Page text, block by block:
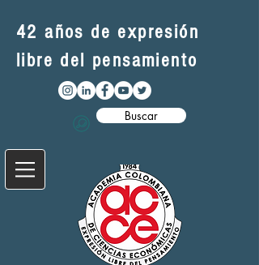
42 años de expresión
libre del pensamiento
Buscar